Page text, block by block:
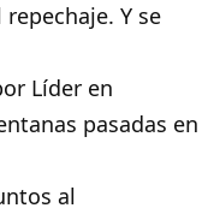
Y se
Líder en
pasadas en
al